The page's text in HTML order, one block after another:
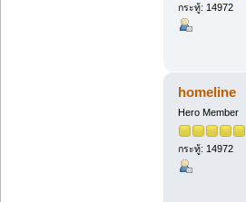
กระทู้: 14972
homeline
Hero Member
กระทู้: 14972